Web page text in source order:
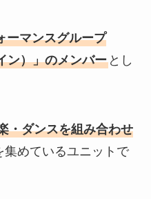
ーマンスグループ
ン）」のメンバーとし
・ダンスを組み合わせ
集めているユニットで